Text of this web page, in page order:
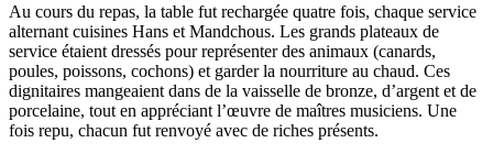
Au cours du repas, la table fut rechargée quatre fois, chaque service
alternant cuisines Hans et Mandchous. Les grands plateaux de
service étaient dressés pour représenter des animaux (canards,
poules, poissons, cochons) et garder la nourriture au chaud. Ces
dignitaires mangeaient dans de la vaisselle de bronze, d’argent et de
porcelaine, tout en appréciant l’œuvre de maîtres musiciens. Une
fois repu, chacun fut renvoyé avec de riches présents.